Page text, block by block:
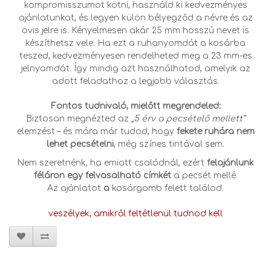
kompromisszumot kötni, használd ki kedvezményes
ajánlatunkat, és legyen külön bélyegződ a névre és az
ovis jelre is. Kényelmesen akár 25 mm hosszú nevet is
készíthetsz vele. Ha ezt a ruhanyomdát a kosárba
teszed, kedvezményesen rendelheted meg a 23 mm-es
jelnyomdát. Így mindig azt használhatod, amelyik az
adott feladathoz a legjobb választás.
Fontos tudnivaló, mielőtt megrendeled:
Biztosan megnézted az „5 érv a pecsételő mellett”
elemzést – és mára már tudod, hogy fekete ruhára nem
lehet pecsételni, még színes tintával sem.
Nem szeretnénk, ha emiatt csalódnál, ezért felajánlunk
féláron egy felvasalható címkéta pecsét mellé.
Az ajánlatot a kosárgomb felett találod.
veszélyek, amikről feltétlenül tudnod kell